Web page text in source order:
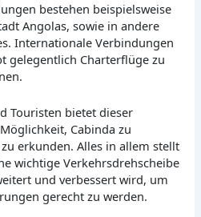
bestehen beispielsweise
Angolas, sowie in andere
Internationale Verbindungen
gelegentlich Charterflüge zu
Touristen bietet dieser
Cabinda zu
erkunden. Alles in allem stellt
wichtige Verkehrsdrehscheibe
und verbessert wird, um
gerecht zu werden.